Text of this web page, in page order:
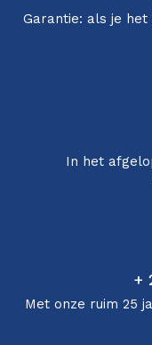
Garantie: als je
In het
+
Met onze ruim 25